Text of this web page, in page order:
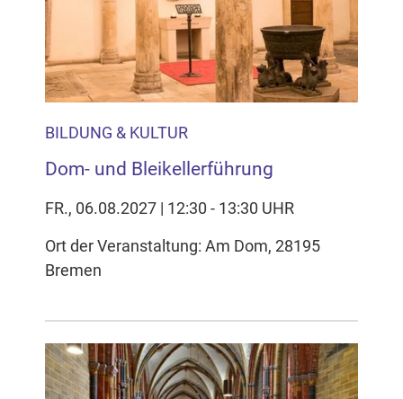
Inhalten Cookies auf Ihrem Gerät setzt, z.B. zwecks
Reichweitenmessung und profilbasierter Werbung.
Näheres s.zur Datenschutzerklärung
Hier können Sie Ihre Cookie-
Einstellungen anpassen
BILDUNG & KULTUR
Dom- und Bleikellerführung
FR., 06.08.2027 | 12:30 - 13:30 UHR
Ort der Veranstaltung: Am Dom, 28195
Bremen